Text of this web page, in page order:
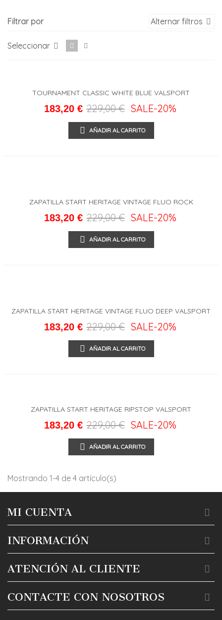
Filtrar por Alternar filtros
Seleccionar
TOURNAMENT CLASSIC WHITE BLUE VALSPORT
183,20 € 229,00 € SALE-20%
AÑADIR AL CARRITO
ZAPATILLA START HERITAGE VINTAGE FLUO ROCK
VALSPORT
183,20 € 229,00 € SALE-20%
AÑADIR AL CARRITO
ZAPATILLA START HERITAGE VINTAGE FLUO DEEP VALSPORT
183,20 € 229,00 € SALE-20%
AÑADIR AL CARRITO
ZAPATILLA START HERITAGE RIPSTOP VALSPORT
183,20 € 229,00 € SALE-20%
AÑADIR AL CARRITO
Mostrando 1-4 de 4 artículo(s)
MI CUENTA
INFORMACIÓN
ATENCIÓN AL CLIENTE
CONTACTE CON NOSOTROS